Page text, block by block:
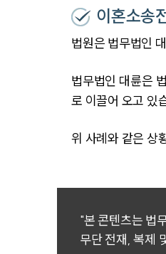
이혼소송
법원은 법무법인
법무법인 대륜은
로 이끌어 오고 있
위 사례와 같은 상
"본 콘텐츠는 법
무단 전재, 복제